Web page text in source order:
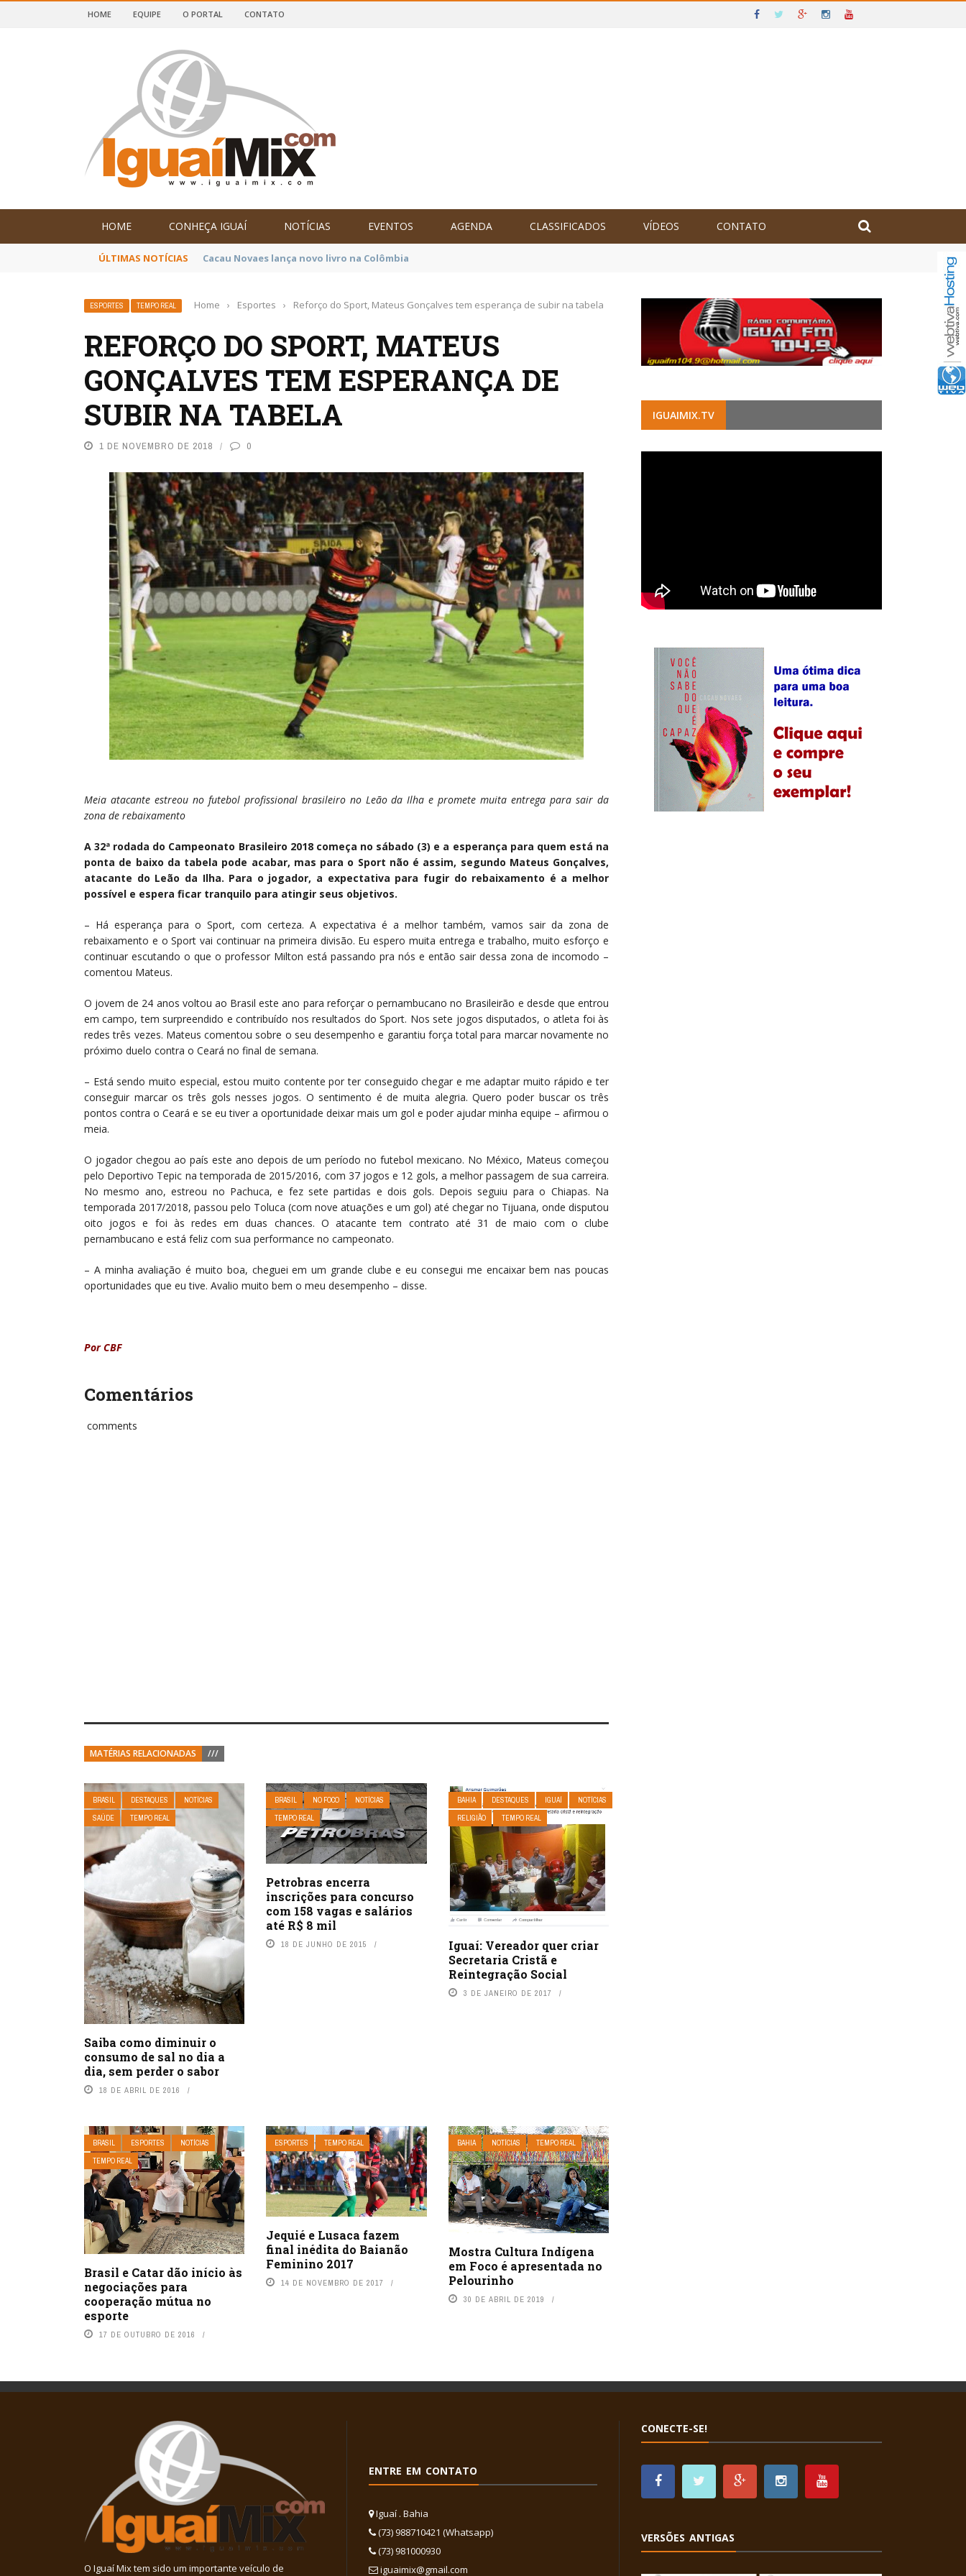
E SUDOESTE DA BAHIA
HOME EQUIPE O PORTAL CONTATO
HOME CONHEÇA IGUAÍ NOTÍCIAS EVENTOS AGENDA CLASSIFICADOS VÍDEOS CONTATO
ÚLTIMAS NOTÍCIAS Poetas baianos representam o Brasil no XXIV Parlamento Internacional de Escritores, na Colômbia
ESPORTES TEMPO REAL Home › Esportes › Reforço do Sport, Mateus Gonçalves tem esperança de subir na tabela
REFORÇO DO SPORT, MATEUS
GONÇALVES TEM ESPERANÇA DE
SUBIR NA TABELA
1 DE NOVEMBRO DE 2018 0
Meia atacante estreou no futebol profissional brasileiro no Leão da Ilha e promete muita entrega para sair da
zona de rebaixamento
A 32ª rodada do Campeonato Brasileiro 2018 começa no sábado (3) e a esperança para quem está na
ponta de baixo da tabela pode acabar, mas para o Sport não é assim, segundo Mateus Gonçalves,
atacante do Leão da Ilha. Para o jogador, a expectativa para fugir do rebaixamento é a melhor
possível e espera ficar tranquilo para atingir seus objetivos.
– Há esperança para o Sport, com certeza. A expectativa é a melhor também, vamos sair da zona de
rebaixamento e o Sport vai continuar na primeira divisão. Eu espero muita entrega e trabalho, muito esforço e
continuar escutando o que o professor Milton está passando pra nós e então sair dessa zona de incomodo –
comentou Mateus.
O jovem de 24 anos voltou ao Brasil este ano para reforçar o pernambucano no Brasileirão e desde que entrou
em campo, tem surpreendido e contribuído nos resultados do Sport. Nos sete jogos disputados, o atleta foi às
redes três vezes. Mateus comentou sobre o seu desempenho e garantiu força total para marcar novamente no
próximo duelo contra o Ceará no final de semana.
– Está sendo muito especial, estou muito contente por ter conseguido chegar e me adaptar muito rápido e ter
conseguir marcar os três gols nesses jogos. O sentimento é de muita alegria. Quero poder buscar os três
pontos contra o Ceará e se eu tiver a oportunidade deixar mais um gol e poder ajudar minha equipe – afirmou o
meia.
O jogador chegou ao país este ano depois de um período no futebol mexicano. No México, Mateus começou
pelo Deportivo Tepic na temporada de 2015/2016, com 37 jogos e 12 gols, a melhor passagem de sua carreira.
No mesmo ano, estreou no Pachuca, e fez sete partidas e dois gols. Depois seguiu para o Chiapas. Na
temporada 2017/2018, passou pelo Toluca (com nove atuações e um gol) até chegar no Tijuana, onde disputou
oito jogos e foi às redes em duas chances. O atacante tem contrato até 31 de maio com o clube
pernambucano e está feliz com sua performance no campeonato.
– A minha avaliação é muito boa, cheguei em um grande clube e eu consegui me encaixar bem nas poucas
oportunidades que eu tive. Avalio muito bem o meu desempenho – disse.
Por CBF
Comentários
comments
MATÉRIAS RELACIONADAS ///
BRASIL DESTAQUES
NOTÍCIAS
SAÚDE
TEMPO REAL
Saiba como diminuir o
consumo de sal no dia a
dia, sem perder o sabor
18 DE ABRIL DE 2016
BRASIL NO FOCO
NOTÍCIAS
TEMPO REAL
Petrobras encerra
inscrições para concurso
com 158 vagas e salários
até R$ 8 mil
18 DE JUNHO DE 2015
BAHIA DESTAQUES IGUAÍ
NOTÍCIAS
RELIGIÃO
TEMPO REAL
Iguaí: Vereador quer criar
Secretaria Cristã e
Reintegração Social
3 DE JANEIRO DE 2017
BRASIL ESPORTES
NOTÍCIAS
TEMPO REAL
Brasil e Catar dão início às
negociações para
cooperação mútua no
esporte
17 DE OUTUBRO DE 2016
ESPORTES TEMPO REAL
Jequié e Lusaca fazem
final inédita do Baianão
Feminino 2017
14 DE NOVEMBRO DE 2017
BAHIA NOTÍCIAS TEMPO REAL
Mostra Cultura Indígena
em Foco é apresentada no
Pelourinho
30 DE ABRIL DE 2019
IGUAIMIX.TV
O Iguaí Mix tem sido um importante veículo de
ENTRE EM CONTATO
Iguaí . Bahia
(73) 988710421 (Whatsapp)
(73) 981000930
iguaimix@gmail.com
CONECTE-SE!
VERSÕES ANTIGAS